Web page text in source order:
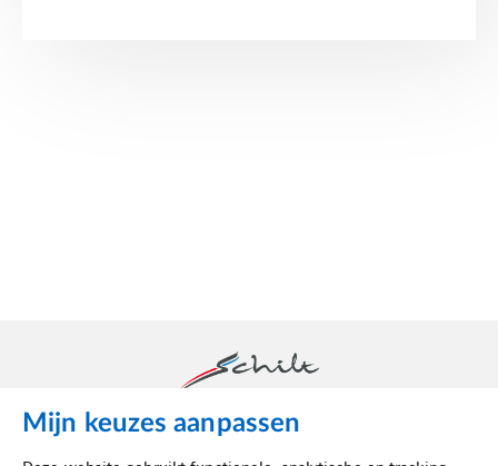
Schilt is dé luchttechnische partner in binnenklimaat.
Mijn keuzes aanpassen